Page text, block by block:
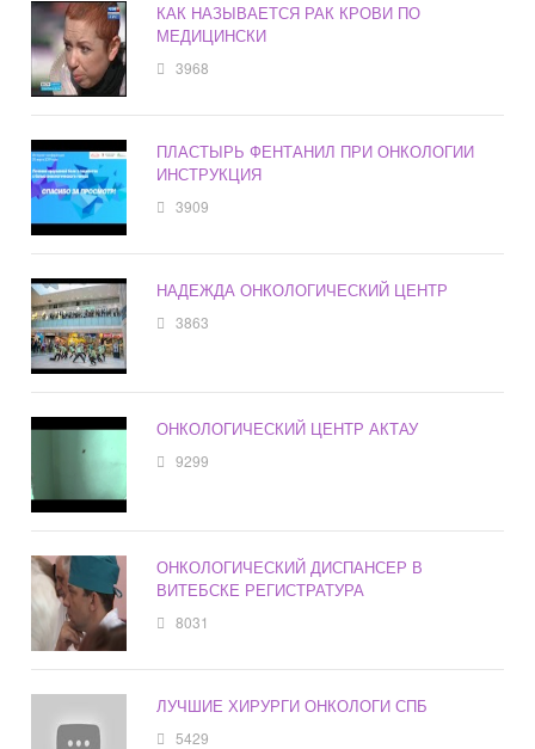
КАК НАЗЫВАЕТСЯ РАК КРОВИ ПО
МЕДИЦИНСКИ
3968
ПЛАСТЫРЬ ФЕНТАНИЛ ПРИ ОНКОЛОГИИ
ИНСТРУКЦИЯ
3909
НАДЕЖДА ОНКОЛОГИЧЕСКИЙ ЦЕНТР
3863
ОНКОЛОГИЧЕСКИЙ ЦЕНТР АКТАУ
9299
ОНКОЛОГИЧЕСКИЙ ДИСПАНСЕР В
ВИТЕБСКЕ РЕГИСТРАТУРА
8031
ЛУЧШИЕ ХИРУРГИ ОНКОЛОГИ СПБ
5429